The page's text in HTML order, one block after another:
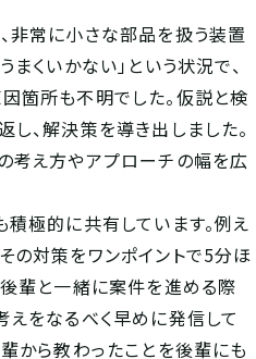
非常に小さな部品を扱う装置
まくいかない」という状況で、
箇所も不明でした。仮説と検
、解決策を導き出しました。
考え方やアプローチの幅を広
極的に共有しています。例え
の対策をワンポイントで5分ほ
後輩と一緒に案件を進める際
えをなるべく早めに発信して
から教わったことを後輩にも